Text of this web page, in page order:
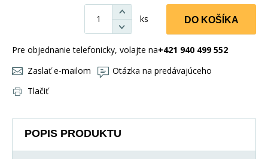
ks DO KOŠÍKA
Pre objednanie telefonicky, volajte na+421 940 499 552
Zaslať e-mailom
Otázka na predávajúceho
Tlačiť
POPIS PRODUKTU